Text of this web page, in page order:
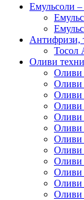
Емульсоли
Антифризи,
Тосол
Оливи
Оливи
Оливи
Оливи
Оливи
Оливи
Оливи
Оливи
Оливи
Оливи
Оливи
Оливи
Оливи